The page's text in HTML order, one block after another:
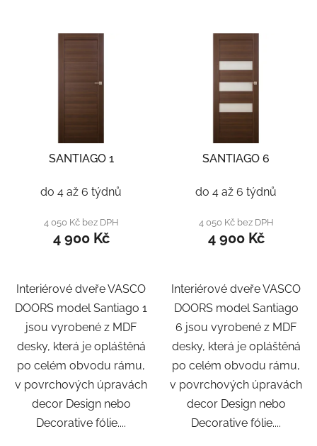
SANTIAGO 1
do 4 až 6 týdnů
4 050 Kč bez DPH
4 900 Kč
Interiérové dveře VASCO
DOORS model Santiago 1
jsou vyrobené z MDF
desky, která je opláštěná
po celém obvodu rámu,
v povrchových úpravách
decor Design nebo
Decorative fólie....
SANTIAGO 6
do 4 až 6 týdnů
4 050 Kč bez DPH
4 900 Kč
Interiérové dveře VASCO
DOORS model Santiago
6 jsou vyrobené z MDF
desky, která je opláštěná
po celém obvodu rámu,
v povrchových úpravách
decor Design nebo
Decorative fólie....